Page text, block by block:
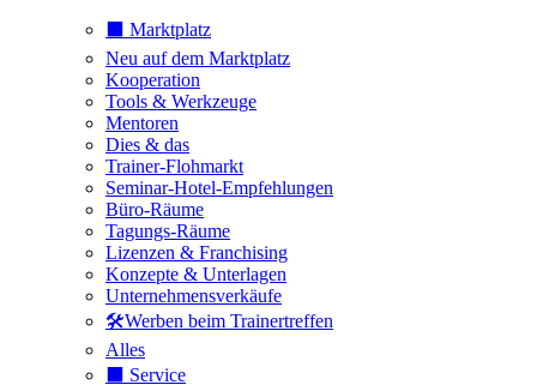
⬛️ Marktplatz
Neu auf dem Marktplatz
Kooperation
Tools & Werkzeuge
Mentoren
Dies & das
Trainer-Flohmarkt
Seminar-Hotel-Empfehlungen
Büro-Räume
Tagungs-Räume
Lizenzen & Franchising
Konzepte & Unterlagen
Unternehmensverkäufe
🛠️Werben beim Trainertreffen
Alles
⬛️ Service